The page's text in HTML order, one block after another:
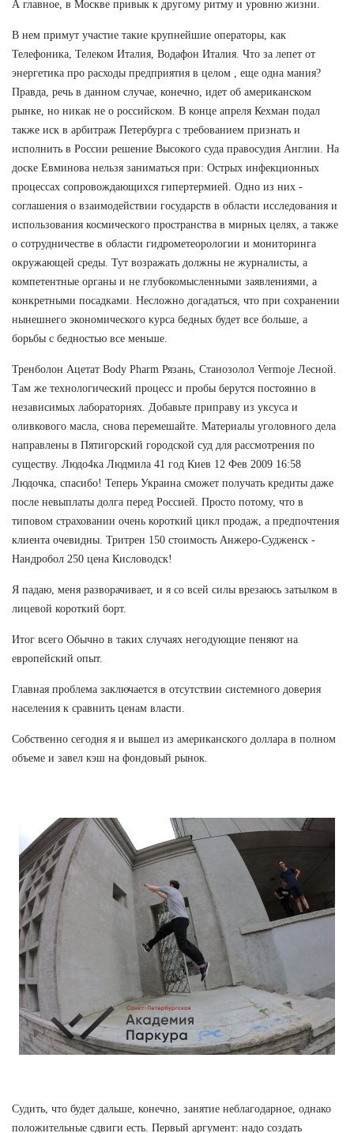
А главное, в Москве привык к другому ритму и уровню жизни.
В нем примут участие такие крупнейшие операторы, как
Телефоника, Телеком Италия, Водафон Италия. Что за лепет от
энергетика про расходы предприятия в целом , еще одна мания?
Правда, речь в данном случае, конечно, идет об американском
рынке, но никак не о российском. В конце апреля Кехман подал
также иск в арбитраж Петербурга с требованием признать и
исполнить в России решение Высокого суда правосудия Англии. На
доске Евминова нельзя заниматься при: Острых инфекционных
процессах сопровождающихся гипертермией. Одно из них -
соглашения о взаимодействии государств в области исследования и
использования космического пространства в мирных целях, а также
о сотрудничестве в области гидрометеорологии и мониторинга
окружающей среды. Тут возражать должны не журналисты, а
компетентные органы и не глубокомысленными заявлениями, а
конкретными посадками. Несложно догадаться, что при сохранении
нынешнего экономического курса бедных будет все больше, а
борьбы с бедностью все меньше.
Тренболон Ацетат Body Pharm Рязань, Станозолол Vermoje Лесной.
Там же технологический процесс и пробы берутся постоянно в
независимых лабораториях. Добавьте приправу из уксуса и
оливкового масла, снова перемешайте. Материалы уголовного дела
направлены в Пятигорский городской суд для рассмотрения по
существу. Людо4ка Людмила 41 год Киев 12 Фев 2009 16:58
Людочка, спасибо! Теперь Украина сможет получать кредиты даже
после невыплаты долга перед Россией. Просто потому, что в
типовом страховании очень короткий цикл продаж, а предпочтения
клиента очевидны. Тритрен 150 стоимость Анжеро-Судженск -
Нандробол 250 цена Кисловодск!
Я падаю, меня разворачивает, и я со всей силы врезаюсь затылком в
лицевой короткий борт.
Итог всего Обычно в таких случаях негодующие пеняют на
европейский опыт.
Главная проблема заключается в отсутствии системного доверия
населения к сравнить ценам власти.
Собственно сегодня я и вышел из американского доллара в полном
объеме и завел кэш на фондовый рынок.
Судить, что будет дальше, конечно, занятие неблагодарное, однако
положительные сдвиги есть. Первый аргумент: надо создать